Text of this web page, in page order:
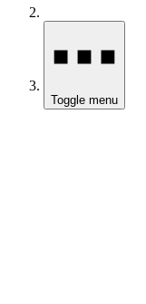
Toggle menu